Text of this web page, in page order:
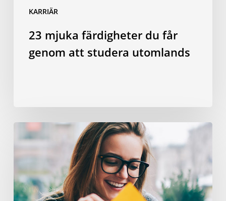
KARRIÄR
23 mjuka färdigheter du får
genom att studera utomlands
man
verben
”make”,
”have”